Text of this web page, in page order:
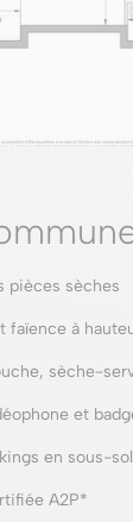
pièces sèches
à
sèche-
et
en sous-sol
A2P*